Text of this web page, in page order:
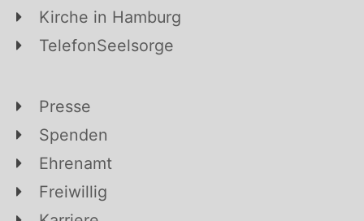
Kirche in Hamburg
TelefonSeelsorge
Presse
Spenden
Ehrenamt
Freiwillig